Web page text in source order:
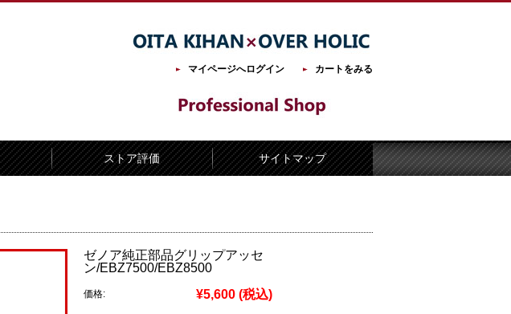
マイページへログイン カートをみる
ストア評価 サイトマップ
ゼノア純正部品グリップアッセ
ン/EBZ7500/EBZ8500
価格: ¥5,600 (税込)